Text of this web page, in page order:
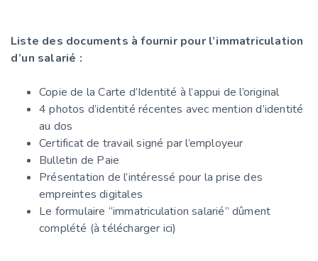
Liste des documents à fournir pour l’immatriculation
d’un salarié :
Copie de la Carte d’Identité à l’appui de l’original
4 photos d’identité récentes avec mention d’identité
au dos
Certificat de travail signé par l’employeur
Bulletin de Paie
Présentation de l’intéressé pour la prise des
empreintes digitales
Le formulaire “immatriculation salarié” dûment
complété (à télécharger ici)